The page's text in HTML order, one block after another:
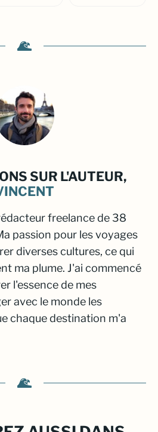
SUR L'AUTEUR,
freelance de 38
passion pour les voyages
diverses cultures, ce qui
ma plume. J'ai commencé
l'essence de mes
avec le monde les
chaque destination m'a